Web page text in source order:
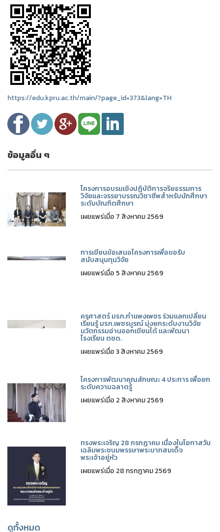
https://edu.kpru.ac.th/main/?page_id=373&lang=TH
ข้อมูลอื่น ๆ
โครงการอบรมเชิงปฏิบัติการจริยธรรมการ
วิจัยและจรรยาบรรณวิชาชีพสำหรับนักศึกษา
ระดับบัณฑิตศึกษา
เผยแพร่เมื่อ 7 สิงหาคม 2569
การเขียนข้อเสนอโครงการเพื่อขอรับ
สนับสนุนทุนวิจัย
เผยแพร่เมื่อ 5 สิงหาคม 2569
ครุศาสตร์ มรภ.กำแพงเพชร ร่วมแลกเปลี่ยน
เรียนรู้ มรภ.เพชรบูรณ์ มุ่งยกระดับงานวิจัย
นวัตกรรมอ่านออกเขียนได้ และพัฒนา
โรงเรียน ตชด.
เผยแพร่เมื่อ 3 สิงหาคม 2569
โครงการพัฒนาคุณลักษณะ 4 ประการ เพื่อยก
ระดับความฉลาดรู้
เผยแพร่เมื่อ 2 สิงหาคม 2569
ทรงพระเจริญ 28 กรกฏาคม เนื่องในโอกาสวัน
เฉลิมพระชนมพรรษาพระบาทสมเด็จ
พระเจ้าอยู่หัว
เผยแพร่เมื่อ 28 กรกฎาคม 2569
ดูทั้งหมด